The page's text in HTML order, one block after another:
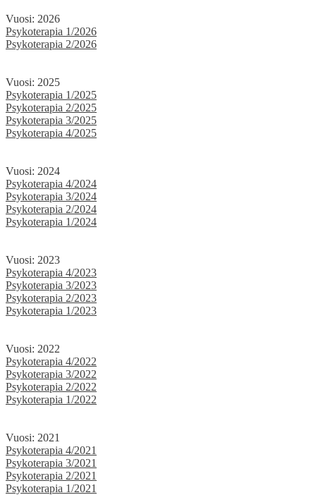
Vuosi: 2026
Psykoterapia 1/2026
Psykoterapia 2/2026
Vuosi: 2025
Psykoterapia 1/2025
Psykoterapia 2/2025
Psykoterapia 3/2025
Psykoterapia 4/2025
Vuosi: 2024
Psykoterapia 4/2024
Psykoterapia 3/2024
Psykoterapia 2/2024
Psykoterapia 1/2024
Vuosi: 2023
Psykoterapia 4/2023
Psykoterapia 3/2023
Psykoterapia 2/2023
Psykoterapia 1/2023
Vuosi: 2022
Psykoterapia 4/2022
Psykoterapia 3/2022
Psykoterapia 2/2022
Psykoterapia 1/2022
Vuosi: 2021
Psykoterapia 4/2021
Psykoterapia 3/2021
Psykoterapia 2/2021
Psykoterapia 1/2021